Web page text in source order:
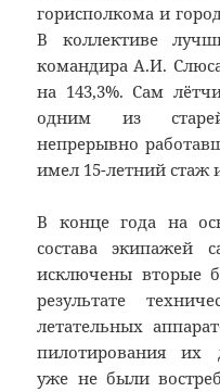
горисполкома и
В коллективе
командира А.И.
на 143,3%. Сам
одним из
непрерывно
имел 15-летний стаж
В конце года на
состава экипажей
исключены вторые
результате
летательных
пилотирования их
уже не были